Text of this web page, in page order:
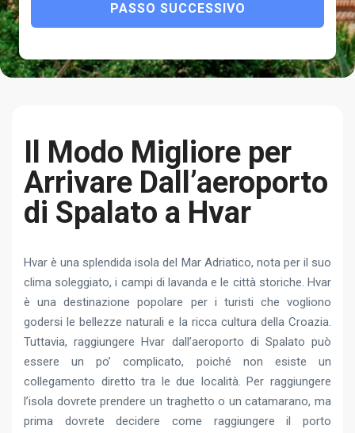
PASSO SUCCESSIVO
Il Modo Migliore per
Arrivare Dall’aeroporto
di Spalato a Hvar
Hvar è una splendida isola del Mar Adriatico, nota per il suo
clima soleggiato, i campi di lavanda e le città storiche. Hvar
è una destinazione popolare per i turisti che vogliono
godersi le bellezze naturali e la ricca cultura della Croazia.
Tuttavia, raggiungere Hvar dall’aeroporto di Spalato può
essere un po’ complicato, poiché non esiste un
collegamento diretto tra le due località. Per raggiungere
l’isola dovrete prendere un traghetto o un catamarano, ma
prima dovrete decidere come raggiungere il porto